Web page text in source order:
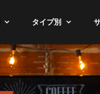
タイプ別